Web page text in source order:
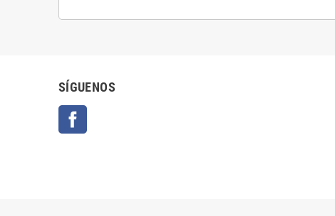
SÍGUENOS